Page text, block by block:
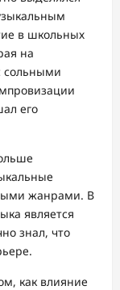
в школьных
на
сольными
его
жанрами. В
является
знал, что
как влияние